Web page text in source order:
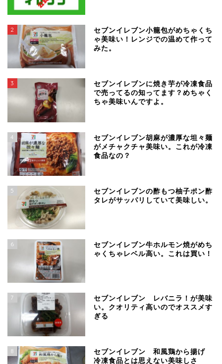
2
セブンイレブン小籠包がめちゃくち
ゃ美味い！レンジでの温めて作って
みた。
3
セブンイレブンに焼き芋が冷凍食品
で売ってるの知ってます？めちゃく
ちゃ美味いんですよ。
4
セブンイレブン胡麻が濃厚な坦々麺
がメチャクチャ美味い。これが冷凍
食品なの？
5
セブンイレブンの酢もつ柚子ポン酢
タレがサッパリしていて美味しい。
6
セブンイレブン牛ホルモン焼がめち
ゃくちゃレベル高い。これは買い！
7
セブンイレブン レバニラ！が美味
い。クオリティ高いのでオススメす
ぎる
8
セブンイレブン 和風鶏から揚げ
冷凍食品とは思えない美味しさ